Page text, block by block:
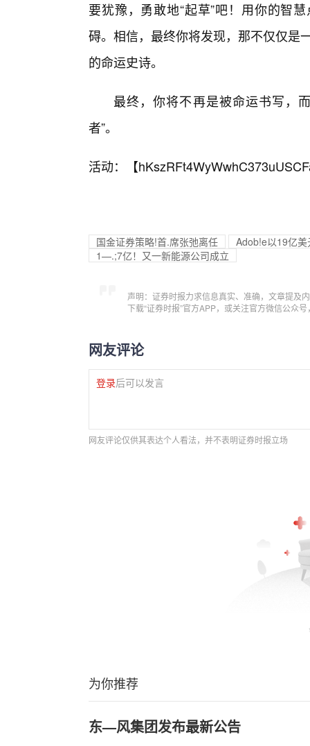
要犹豫，勇敢地“起草”吧！用你的智
碍。相信，最终你将发现，那不仅仅是
的命运史诗。
最终，你将不再是被命运书写，
者”。
活动：【
国金证券策略!首.席张弛离任
Adob!e以19亿
1—.;7亿！又一新能源公司成立
声明：证券时报力求信息真实、准确，文章提及
下载“证券时报”官方APP，或关注官方微信公众
网友评论
登录后可以发言
网友评论仅供其表达个人看法，并不表明证券时报立场
为你推荐
东—风集团发布最新公告